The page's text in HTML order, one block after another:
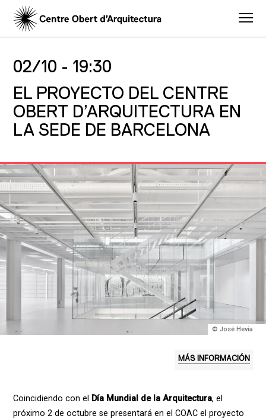
02/10 - 19:30
EL PROYECTO DEL CENTRE
OBERT D’ARQUITECTURA EN
LA SEDE DE BARCELONA
© José Hevia
MÁS INFORMACIÓN
Coincidiendo con el Día Mundial de la Arquitectura, el
próximo 2 de octubre se presentará en el COAC el proyecto